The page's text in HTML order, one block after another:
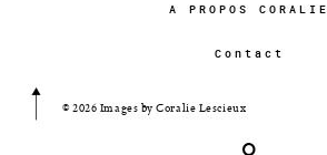
A PROPOS CORALIE
Contact
© 2026 Images by Coralie Lescieux